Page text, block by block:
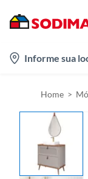
Informe sua
Home